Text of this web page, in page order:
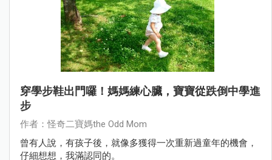
穿學步鞋出門囉！媽媽練心臟，寶寶從跌倒中學進
步
作者：怪奇二寶媽the Odd Mom
曾有人說，有孩子後，就像多獲得一次重新過童年的機會，
仔細想想，我滿認同的。